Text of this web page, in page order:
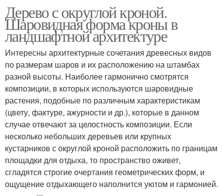
Дерево с округлой кроной.
Шаровидная форма кроны в
ландшафтной архитектуре
Интересны архитектурные сочетания древесных видов
по размерам шаров и их расположению на штамбах
разной высоты. Наиболее гармонично смотрятся
композиции, в которых используются шаровидные
растения, подобные по различным характеристикам
(цвету, фактуре, ажурности и др.), которые в данном
случае отвечают за целостность композиции. Если
несколько небольших деревьев или крупных
кустарников с округлой кроной расположить по границам
площадки для отдыха, то пространство оживет,
сгладятся строгие очертания геометрических форм, и
ощущение отдыхающего наполнится уютом и гармонией.